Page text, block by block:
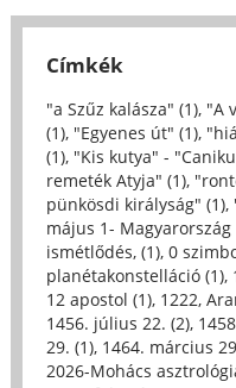
Címkék
"a Szűz kalásza" (1), "A
(1), "Egyenes út" (1),
(1), "Kis kutya" -
remeték Atyja" (1),
pünkösdi királyság" (1),
május 1-
ismétlődés, (1), 0
planétakonstelláció (1),
12 apostol (1), 1222,
1456. július 22. (2),
29. (1), 1464. március
2026-Mohács